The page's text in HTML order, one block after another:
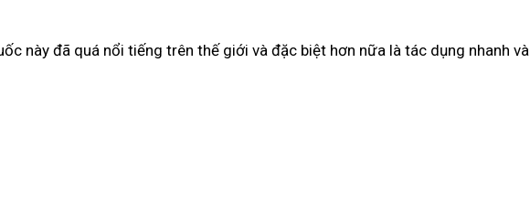
này đã quá nổi tiếng trên thế giới và đặc biệt hơn nữa là tác dụng nhanh và